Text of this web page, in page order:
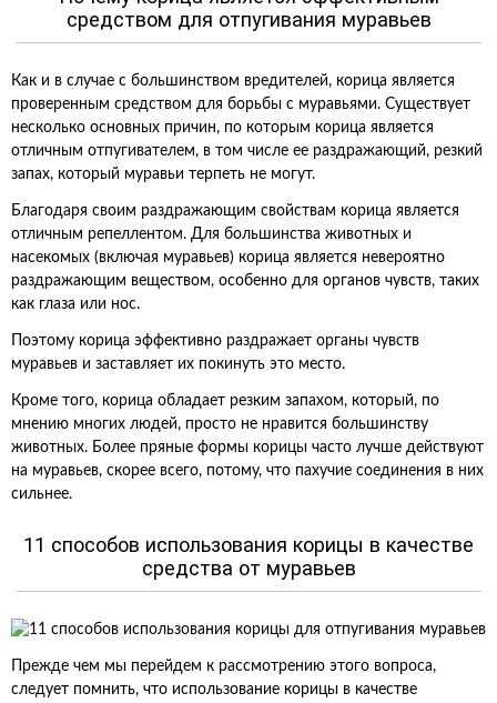
средством для отпугивания муравьев
Как и в случае с большинством вредителей, корица является
проверенным средством для борьбы с муравьями. Существует
несколько основных причин, по которым корица является
отличным отпугивателем, в том числе ее раздражающий, резкий
запах, который муравьи терпеть не могут.
Благодаря своим раздражающим свойствам корица является
отличным репеллентом. Для большинства животных и
насекомых (включая муравьев) корица является невероятно
раздражающим веществом, особенно для органов чувств, таких
как глаза или нос.
Поэтому корица эффективно раздражает органы чувств
муравьев и заставляет их покинуть это место.
Кроме того, корица обладает резким запахом, который, по
мнению многих людей, просто не нравится большинству
животных. Более пряные формы корицы часто лучше действуют
на муравьев, скорее всего, потому, что пахучие соединения в них
сильнее.
11 способов использования корицы в качестве
средства от муравьев
Прежде чем мы перейдем к рассмотрению этого вопроса,
следует помнить, что использование корицы в качестве